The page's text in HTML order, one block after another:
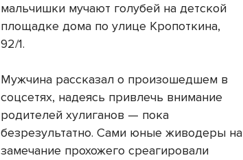
мальчишки мучают голубей на детской
площадке дома по улице Кропоткина,
92/1.
Мужчина рассказал о произошедшем в
соцсетях, надеясь привлечь внимание
родителей хулиганов — пока
безрезультатно. Сами юные живодеры на
замечание прохожего среагировали